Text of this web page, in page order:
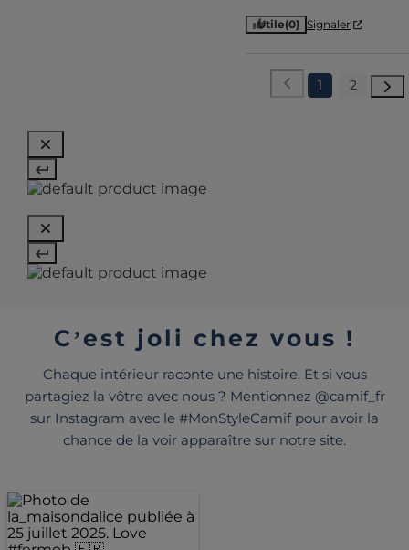
Utile(0) Signaler
1 2
C’est joli chez vous !
Chaque intérieur raconte une histoire. Et si vous
partagiez la vôtre avec nous ? Mentionnez @camif_fr
sur Instagram avec le #MonStyleCamif pour avoir la
chance de la voir apparaître sur notre site.